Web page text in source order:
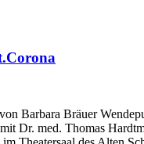
Barbara Bräuer
Dr. med. Thomas